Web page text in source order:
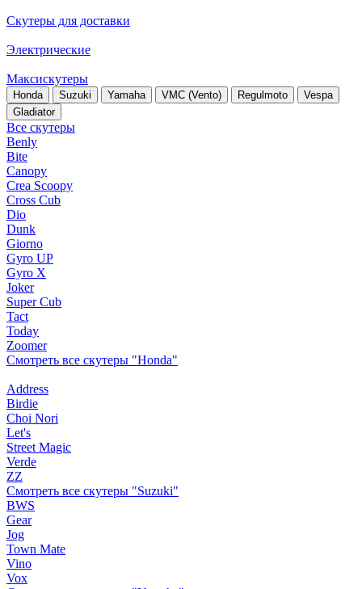
Скутеры для доставки
Электрические
Максискутеры
Honda Suzuki Yamaha VMC (Vento) Regulmoto
Vespa
Gladiator
Все скутеры
Benly
Bite
Canopy
Crea Scoopy
Cross Cub
Dio
Dunk
Giorno
Gyro UP
Gyro X
Joker
Super Cub
Tact
Today
Zoomer
Смотреть все скутеры "Honda"
Address
Birdie
Choi Nori
Let's
Street Magic
Verde
ZZ
Смотреть все скутеры "Suzuki"
BWS
Gear
Jog
Town Mate
Vino
Vox